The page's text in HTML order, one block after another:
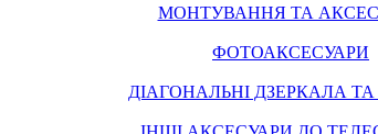
МОНТУВАННЯ ТА
ФОТОАКСЕСУАРИ
ДІАГОНАЛЬНІ ДЗЕРКАЛА